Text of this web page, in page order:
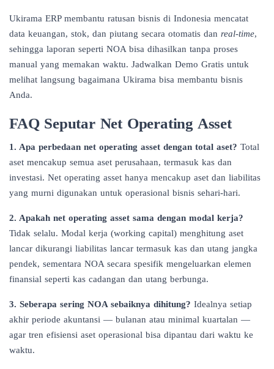
Ukirama ERP membantu ratusan bisnis di Indonesia mencatat
data keuangan, stok, dan piutang secara otomatis dan real-time,
sehingga laporan seperti NOA bisa dihasilkan tanpa proses
manual yang memakan waktu. Jadwalkan Demo Gratis untuk
melihat langsung bagaimana Ukirama bisa membantu bisnis
Anda.
FAQ Seputar Net Operating Asset
1. Apa perbedaan net operating asset dengan total aset? Total
aset mencakup semua aset perusahaan, termasuk kas dan
investasi. Net operating asset hanya mencakup aset dan liabilitas
yang murni digunakan untuk operasional bisnis sehari-hari.
2. Apakah net operating asset sama dengan modal kerja?
Tidak selalu. Modal kerja (working capital) menghitung aset
lancar dikurangi liabilitas lancar termasuk kas dan utang jangka
pendek, sementara NOA secara spesifik mengeluarkan elemen
finansial seperti kas cadangan dan utang berbunga.
3. Seberapa sering NOA sebaiknya dihitung? Idealnya setiap
akhir periode akuntansi — bulanan atau minimal kuartalan —
agar tren efisiensi aset operasional bisa dipantau dari waktu ke
waktu.